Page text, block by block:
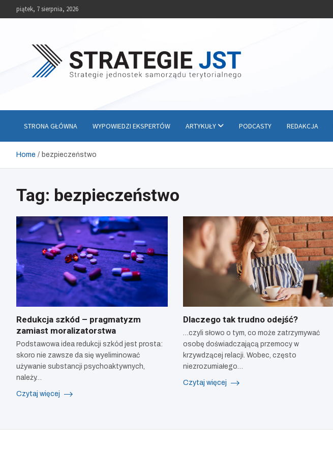
piątek, 7 sierpnia, 2026
STRONA GŁÓWNA WYPOWIEDZI EKSPERTÓW ARTYKUŁY PODCASTY REDAKCJA
Home bezpieczeństwo
Tag: bezpieczeństwo
Redukcja szkód – pragmatyzm
zamiast moralizatorstwa
Podstawowa idea redukcji szkód jest prosta:
skoro nie zawsze da się wyeliminować
używanie substancji psychoaktywnych,
należy…
Czytaj więcej
Dlaczego tak trudno odejść?
…czyli słowo o tym, co może zatrzymywać
osobę doświadczającą przemocy w
krzywdzącej relacji. Wobec, często
niezrozumiałego…
Czytaj więcej